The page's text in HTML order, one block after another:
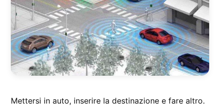
Mettersi in auto, inserire la destinazione e fare altro.